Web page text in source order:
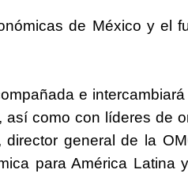
de México y el
e
como con líderes de
general de la
para América Latina